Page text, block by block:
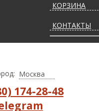
КОРЗИНА
КОНТАКТЫ
Москва
174-28-48